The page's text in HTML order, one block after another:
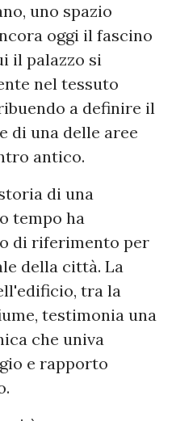
uno spazio
oggi il fascino
il palazzo si
nel tessuto
a definire il
di una delle aree
antico.
di una
tempo ha
di riferimento per
della città. La
tra la
testimonia una
che univa
e rapporto